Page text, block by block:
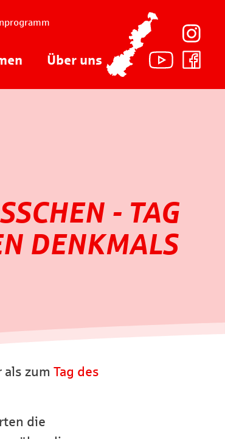
Über uns
- TAG
DENKMALS
zum Tag des
die